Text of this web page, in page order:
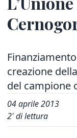
creazione
del campione
04 aprile 2013
2' di lettura